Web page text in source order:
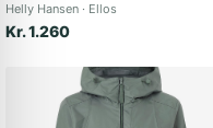
Helly Hansen Ellos
Kr. 1.260